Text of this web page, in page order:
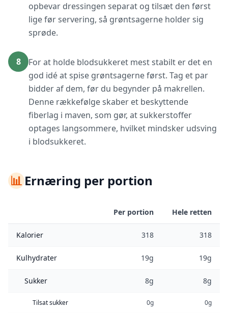
opbevar dressingen separat og tilsæt den først
lige før servering, så grøntsagerne holder sig
sprøde.
8
For at holde blodsukkeret mest stabilt er det en
god idé at spise grøntsagerne først. Tag et par
bidder af dem, før du begynder på makrellen.
Denne rækkefølge skaber et beskyttende
fiberlag i maven, som gør, at sukkerstoffer
optages langsommere, hvilket mindsker udsving
i blodsukkeret.
📊Ernæring per portion
Per portion Hele retten
Kalorier 318 318
Kulhydrater 19g 19g
Sukker 8g 8g
Tilsat sukker 0g 0g